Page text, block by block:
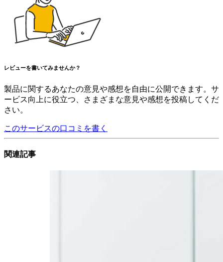
レビューを書いてみませんか？
製品に関するあなたの意見や感想を自由に公開できます。サ
ービス向上に役立つ、さまざまな意見や感想を投稿してくだ
さい。
このサービスの口コミを書く
関連記事